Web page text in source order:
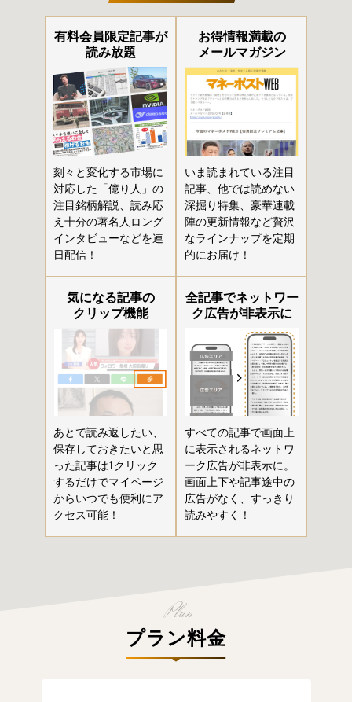
有料会員限定記事が
読み放題
刻々と変化する市場に
対応した「億り人」の
注目銘柄解説、読み応
え十分の著名人ロング
インタビューなどを連
日配信！
お得情報満載の
メールマガジン
いま読まれている注目
記事、他では読めない
深掘り特集、豪華連載
陣の更新情報など贅沢
なラインナップを定期
的にお届け！
気になる記事の
クリップ機能
あとで読み返したい、
保存しておきたいと思
った記事は1クリック
するだけでマイページ
からいつでも便利にア
クセス可能！
全記事でネットワー
ク広告が非表示に
すべての記事で画面上
に表示されるネットワ
ーク広告が非表示に。
画面上下や記事途中の
広告がなく、すっきり
読みやすく！
プラン料金